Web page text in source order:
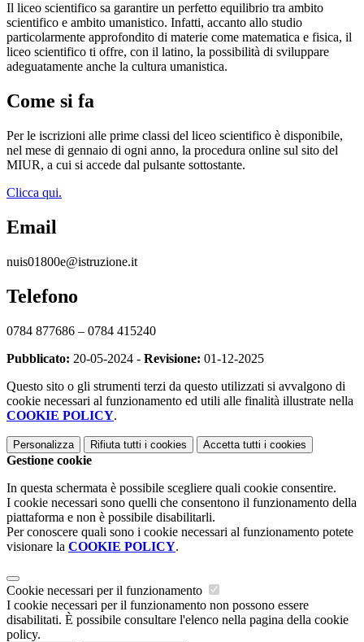
Il liceo scientifico sa garantire un perfetto equilibrio tra ambito
scientifico e ambito umanistico. Infatti, accanto allo studio
particolarmente approfondito di materie come matematica e fisica, il
liceo scientifico ti offre, con il latino, la possibilità di sviluppare
adeguatamente anche la cultura umanistica.
Come si fa
Per le iscrizioni alle prime classi del liceo scientifico è disponibile,
nel mese di gennaio di ogni anno, la procedura online sul sito del
MIUR, a cui si accede dal pulsante sottostante.
Clicca qui.
Email
nuis01800e@istruzione.it
Telefono
0784 877686 – 0784 415240
Pubblicato: 20-05-2024 - Revisione: 01-12-2025
Questo sito o gli strumenti terzi da questo utilizzati si avvalgono di
cookie necessari al funzionamento ed utili alle finalità illustrate nella
COOKIE POLICY.
Personalizza Rifiuta tutti i cookies Accetta tutti i cookies
Gestione cookie
In questa schermata è possibile scegliere quali cookie consentire.
I cookie necessari sono quelli che consentono il funzionamento della
piattaforma e non è possibile disabilitarli.
Per conoscere quali sono i cookie necessari al funzionamento potete
visionare la COOKIE POLICY.
Cookie necessari per il funzionamento
I cookie necessari per il funzionamento non possono essere
disabilitati. È possibile consultare l'elenco nella pagina della cookie
policy.